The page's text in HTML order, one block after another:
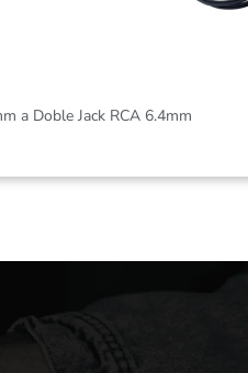
a Doble Jack RCA 6.4mm